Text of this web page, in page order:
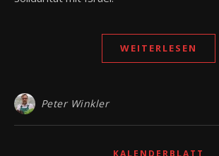
WEITERLESEN
Peter Winkler
KALENDERBLATT